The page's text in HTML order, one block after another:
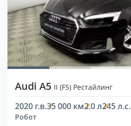
Audi A5 II (F5) Рестайлинг
2020 г.в.35 000 км2.0 л245 л.с.
Робот